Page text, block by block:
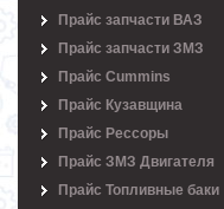
Прайс запчасти ВАЗ
Прайс запчасти ЗМЗ
Прайс Cummins
Прайс Кузавщина
Прайс Рессоры
Прайс ЗМЗ Двигателя
Прайс Топливные баки